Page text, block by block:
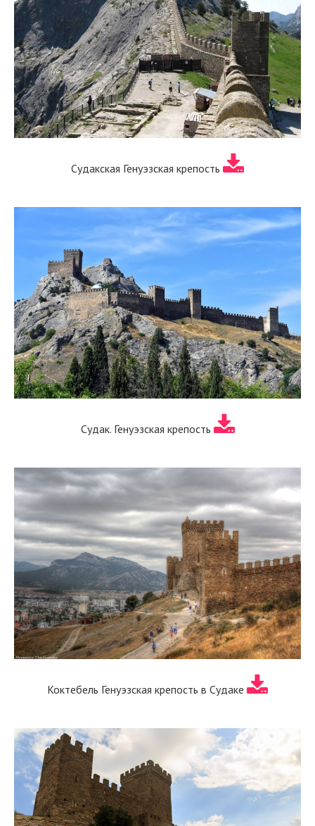
Судакская Генуэзская крепость
Судак. Генуэзская крепость
Коктебель Генуэзская крепость в Судаке